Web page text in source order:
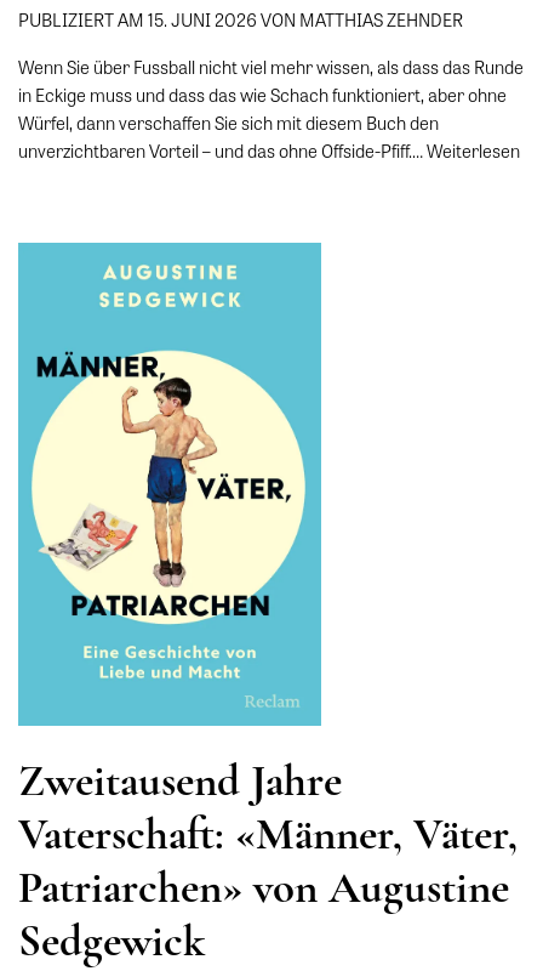
PUBLIZIERT AM 15. JUNI 2026 VON MATTHIAS ZEHNDER
Wenn Sie über Fussball nicht viel mehr wissen, als dass das Runde
in Eckige muss und dass das wie Schach funktioniert, aber ohne
Würfel, dann verschaffen Sie sich mit diesem Buch den
unverzichtbaren Vorteil – und das ohne Offside-Pfiff.…Weiterlesen
Zweitausend Jahre
Vaterschaft: «Männer, Väter,
Patriarchen» von Augustine
Sedgewick